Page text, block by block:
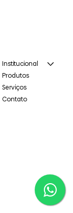
Institucional
Produtos
Serviços
Contato